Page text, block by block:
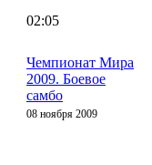
02:05
Чемпионат Мира
2009. Боевое
самбо
08 ноября 2009